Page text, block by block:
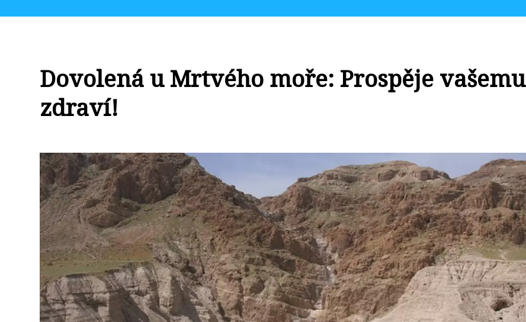
Dovolená u Mrtvého moře: Prospěje vašemu
zdraví!